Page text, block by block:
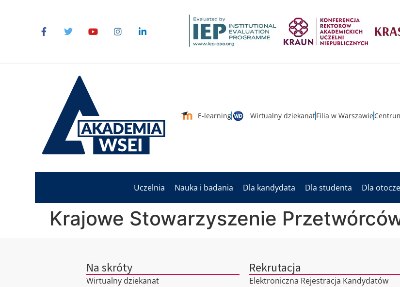
E-learning Wirtualny dziekanatFilia w Warszawie
Uczelnia Nauka i badania Dla kandydata Dla studenta Dla
Krajowe Stowarzyszenie
Na skróty
Wirtualny dziekanat
Rekrutacja
Elektroniczna Rejestracja Kandydatów